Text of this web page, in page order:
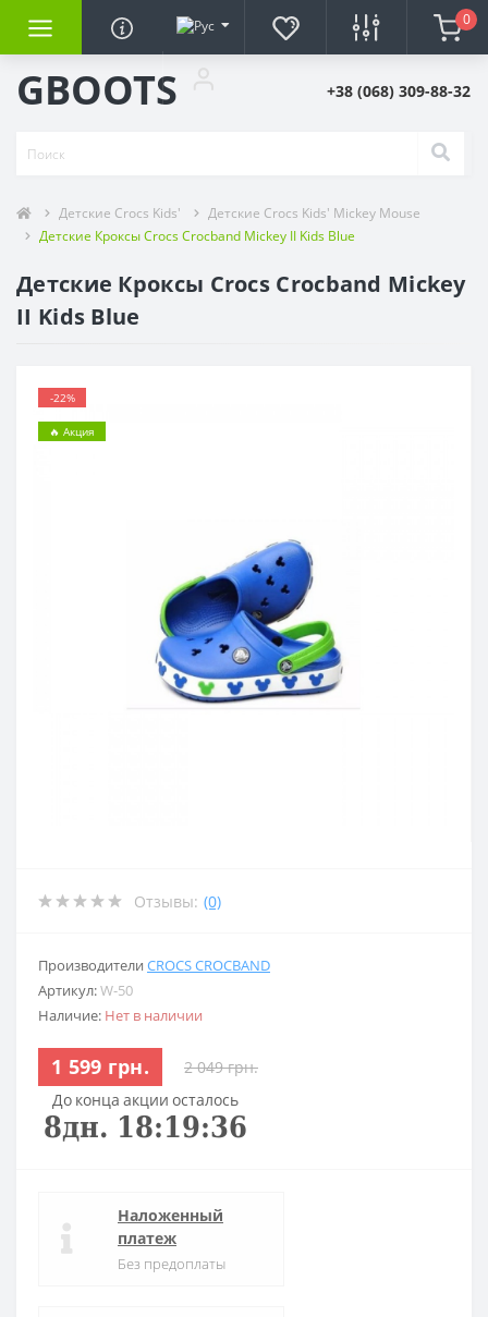
0
GBOOTS +38 (068) 309-88-32
Детские Crocs Kids'
Детские Crocs Kids' Mickey Mouse
Детские Кроксы Crocs Crocband Mickey ІI Kids Blue
Детские Кроксы Crocs Crocband Mickey
ІI Kids Blue
-22%
🔥 Акция
Отзывы: (0)
Производители CROCS CROCBAND
Артикул:W-50
Наличие: Нет в наличии
1 599 грн.
2 049 грн.
До конца акции осталось
8дн. 18:19:35
Наложенный
платеж
Без предоплаты